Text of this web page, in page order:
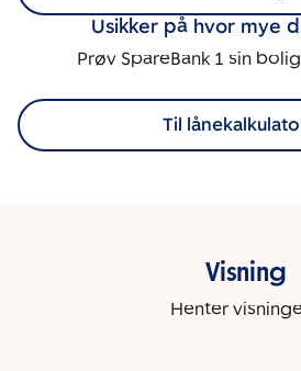
Usikker på hvor mye
Prøv SpareBank 1 sin
Til
Visning
Henter